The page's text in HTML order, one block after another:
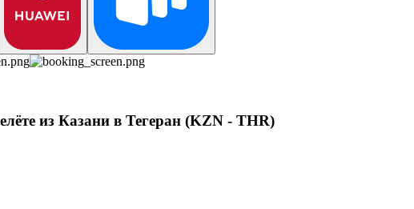
из Казани в Тегеран (KZN - THR)